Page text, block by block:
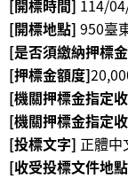
政
策
資
訊
安
全
宣
[開標時間] 114/
[開標地點] 950臺
[是否須繳納押標
[押標金額度]
[機關押標金指定
[機關押標金指定
[投標文字] 正體中
[收受投標文件地